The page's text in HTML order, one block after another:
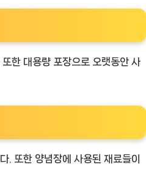
한 대용량 포장으로 오랫동안 사
. 또한 양념장에 사용된 재료들이